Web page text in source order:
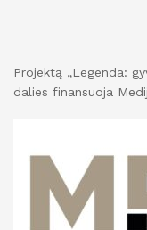
Projektą „Legenda:
dalies finansuoja